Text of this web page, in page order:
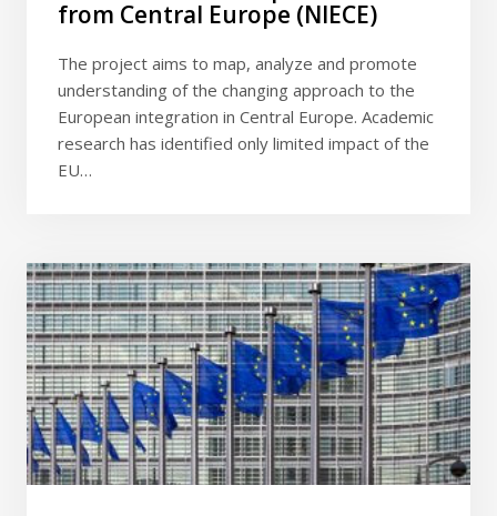
from Central Europe (NIECE)
The project aims to map, analyze and promote
understanding of the changing approach to the
European integration in Central Europe. Academic
research has identified only limited impact of the
EU…